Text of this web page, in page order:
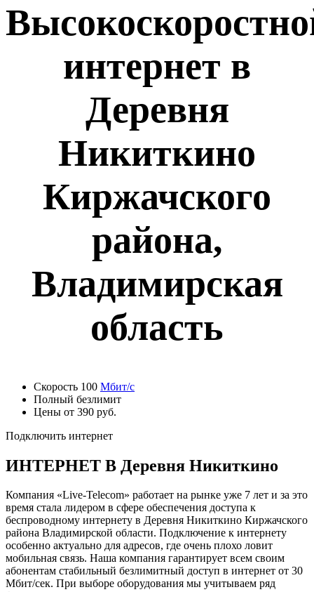
интернет в
Деревня
Никиткино
Киржачского
района,
Владимирская
область
Скорость 100 Мбит/с
Полный безлимит
Цены от 390 руб.
Подключить интернет
ИНТЕРНЕТ В Деревня Никиткино
Компания «Live-Telecom» работает на рынке уже 7 лет и за это
время стала лидером в сфере обеспечения доступа к
беспроводному интернету в Деревня Никиткино Киржачского
района Владимирской области. Подключение к интернету
особенно актуально для адресов, где очень плохо ловит
мобильная связь. Наша компания гарантирует всем своим
абонентам стабильный безлимитный доступ в интернет от 30
Мбит/сек. При выборе оборудования мы учитываем ряд